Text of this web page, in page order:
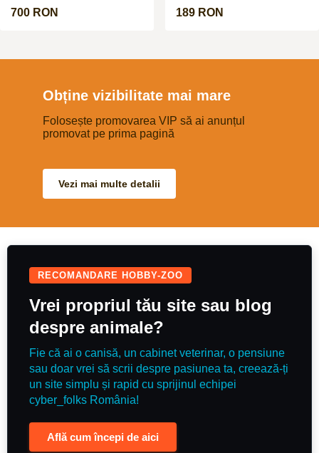
cerere. Cateii sunt deparazitati
700 RON 189 RON
Obține vizibilitate mai mare
Folosește promovarea VIP să ai anunțul
promovat pe prima pagină
Vezi mai multe detalii
RECOMANDARE HOBBY-ZOO
Vrei propriul tău site sau blog
despre animale?
Fie că ai o canisă, un cabinet veterinar, o pensiune
sau doar vrei să scrii despre pasiunea ta, creează-ți
un site simplu și rapid cu sprijinul echipei
cyber_folks România!
Află cum începi de aici